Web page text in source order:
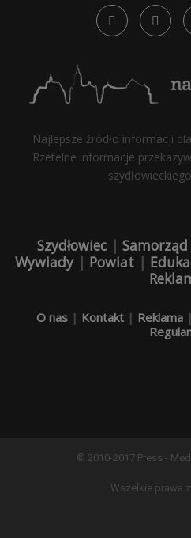
Najlepsze źródło informacji
Rzetelne informacje
Szydłowiec | Samorząd
Wywiady| Powiat |
O nas| Kontakt| Reklama|
© 2010-2017 Press -
Wszelkie prawa